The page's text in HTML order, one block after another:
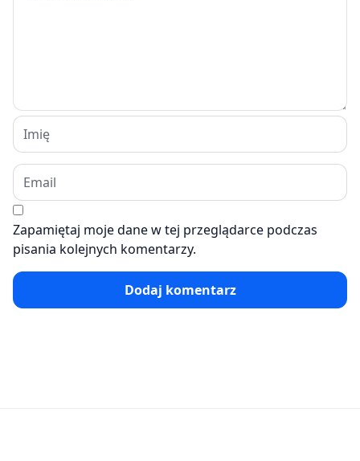
Zapamiętaj moje dane w tej przeglądarce podczas
pisania kolejnych komentarzy.
Dodaj komentarz